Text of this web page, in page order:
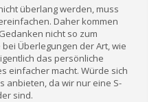
überlang werden, muss
Daher kommen
nicht so zum
Überlegungen der Art, wie
das persönliche
einfacher macht. Würde sich
anbieten, da wir nur eine S-
sind.